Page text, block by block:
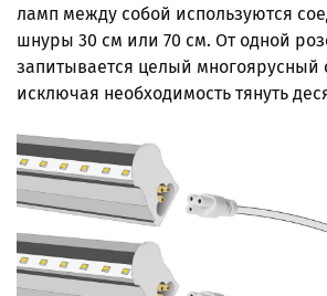
ламп между собой используются
шнуры 30 см или 70 см. От одной
запитывается целый многоярусный
исключая необходимость тянуть